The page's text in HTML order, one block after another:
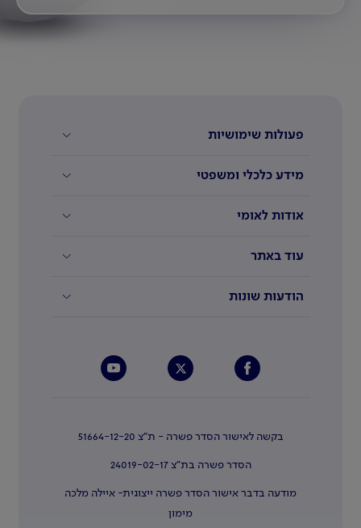
פעולות שימושיות
מידע כלכלי ומשפטי
אודות לאומי
עוד באתר
הודעות שונות
בקשה לאישור הסדר פשרה - ת"צ 51664-12-20
הסדר פשרה בת"צ 24019-02-17
מודעה בדבר אישור הסדר פשרה ייצוגית- איילה מלכה
מימון